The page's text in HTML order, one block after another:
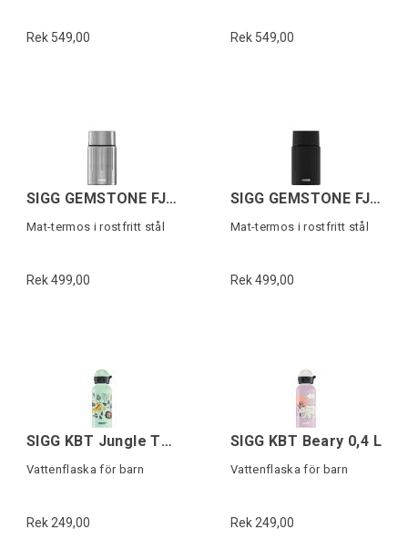
Rek 549,00 Rek 549,00
SIGG GEMSTONE FJ Grå 0,75 L
Mat-termos i rostfritt stål
Rek 499,00
SIGG GEMSTONE FJ Svart 0,75 L
Mat-termos i rostfritt stål
Rek 499,00
SIGG KBT Jungle Tzz 0,4 L
Vattenflaska för barn
Rek 249,00
SIGG KBT Beary 0,4 L
Vattenflaska för barn
Rek 249,00